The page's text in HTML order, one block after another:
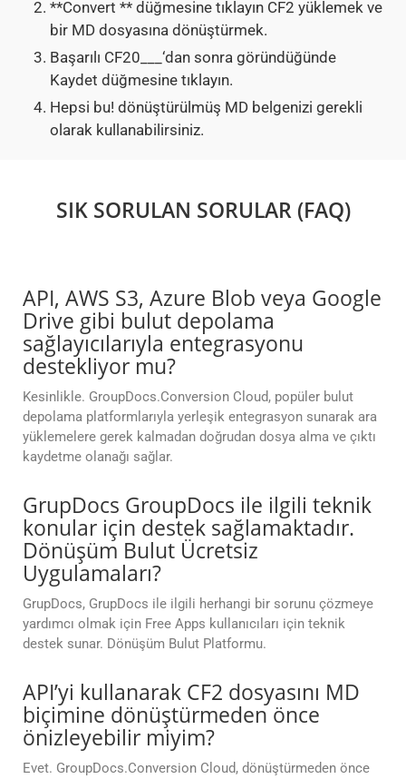
**Convert ** düğmesine tıklayın CF2 yüklemek ve
bir MD dosyasına dönüştürmek.
Başarılı CF20___‘dan sonra göründüğünde
Kaydet düğmesine tıklayın.
Hepsi bu! dönüştürülmüş MD belgenizi gerekli
olarak kullanabilirsiniz.
SIK SORULAN SORULAR (FAQ)
API, AWS S3, Azure Blob veya Google
Drive gibi bulut depolama
sağlayıcılarıyla entegrasyonu
destekliyor mu?
Kesinlikle. GroupDocs.Conversion Cloud, popüler bulut
depolama platformlarıyla yerleşik entegrasyon sunarak ara
yüklemelere gerek kalmadan doğrudan dosya alma ve çıktı
kaydetme olanağı sağlar.
GrupDocs GroupDocs ile ilgili teknik
konular için destek sağlamaktadır.
Dönüşüm Bulut Ücretsiz
Uygulamaları?
GrupDocs, GrupDocs ile ilgili herhangi bir sorunu çözmeye
yardımcı olmak için Free Apps kullanıcıları için teknik
destek sunar. Dönüşüm Bulut Platformu.
API’yi kullanarak CF2 dosyasını MD
biçimine dönüştürmeden önce
önizleyebilir miyim?
Evet. GroupDocs.Conversion Cloud, dönüştürmeden önce